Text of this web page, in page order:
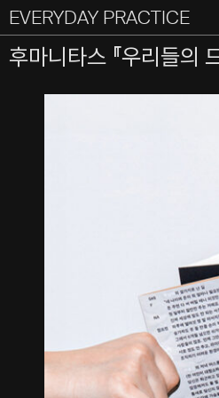
EVERYDAY PRACTICE
일상의실천
All Types Graphic
후마니타스 『우리들의